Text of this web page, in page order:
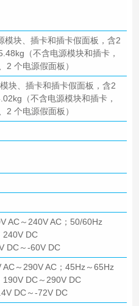
模块、插卡和插卡假面板，含2
（不含电源模块和插卡，
2 个电源假面板）
块、插卡和插卡假面板，含2
（不含电源模块和插卡，
2 个电源假面板）
AC～240V AC；50/60Hz
DC
DC～-60V DC
～290V AC；45Hz～65Hz
DC～290V DC
DC～-72V DC